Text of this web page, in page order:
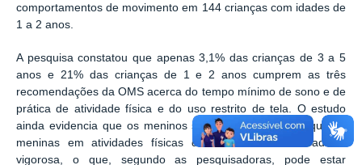
comportamentos de movimento em 144 crianças com idades de
1 a 2 anos.
A pesquisa constatou que apenas 3,1% das crianças de 3 a 5
anos e 21% das crianças de 1 e 2 anos cumprem as três
recomendações da OMS acerca do tempo mínimo de sono e de
prática de atividade física e do uso restrito de tela. O estudo
ainda evidencia que os meninos se envolvem mais do que as
meninas em atividades físicas de intensidade moderada a
vigorosa, o que, segundo as pesquisadoras, pode estar